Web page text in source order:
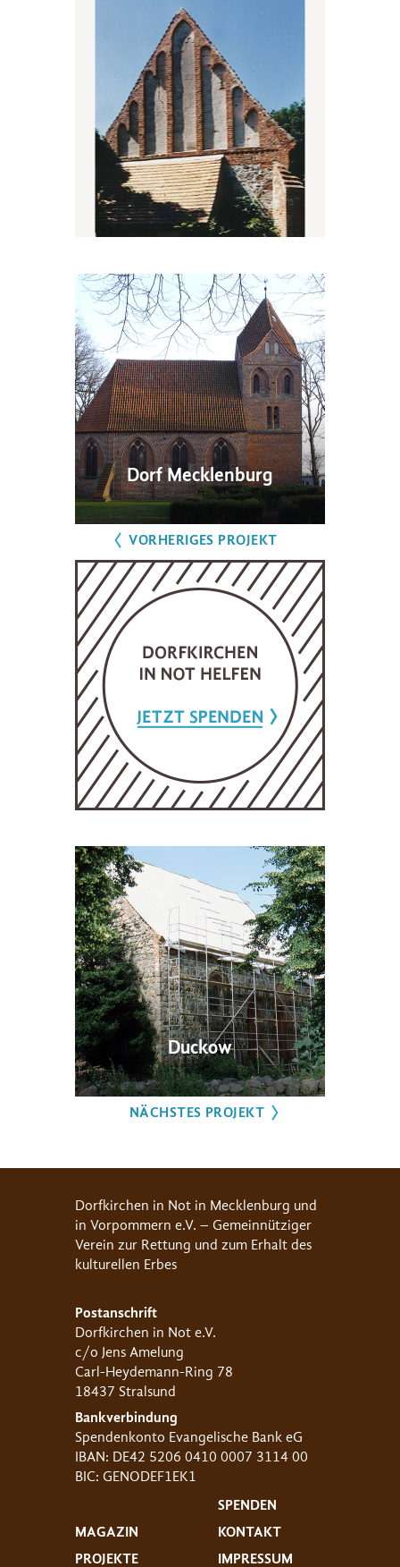
Dorf Mecklenburg
VORHERIGES PROJEKT
Duckow
NÄCHSTES PROJEKT
Dorfkirchen in Not in Mecklenburg und
in Vorpommern e.V. – Gemeinnütziger
Verein zur Rettung und zum Erhalt des
kulturellen Erbes
Postanschrift
Dorfkirchen in Not e.V.
c/o Jens Amelung
Carl-Heydemann-Ring 78
18437 Stralsund
Bankverbindung
Spendenkonto Evangelische Bank eG
IBAN: DE42 5206 0410 0007 3114 00
BIC: GENODEF1EK1
MAGAZIN
PROJEKTE
SPENDEN
KONTAKT
IMPRESSUM